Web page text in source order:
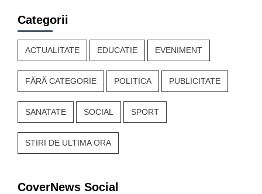
Categorii
ACTUALITATE EDUCATIE EVENIMENT
FĂRĂ CATEGORIE POLITICA PUBLICITATE
SANATATE SOCIAL SPORT
STIRI DE ULTIMA ORA
CoverNews Social